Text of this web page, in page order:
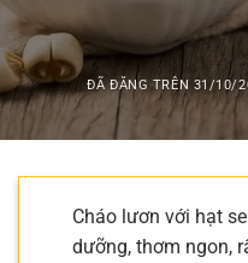
ĐÃ ĐĂNG TRÊN 31/10/
Cháo lươn với hạt
dưỡng, thơm ngon,